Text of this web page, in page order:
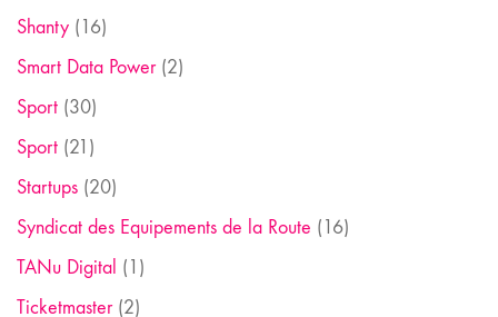
Shanty (16)
Smart Data Power(2)
Sport (30)
Sport (21)
Startups (20)
Syndicat des Equipements de la Route (16)
TANu Digital (1)
Ticketmaster(2)